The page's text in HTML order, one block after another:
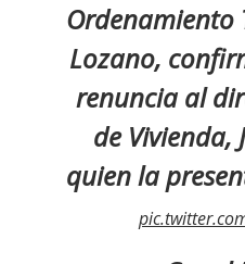
Ordenamiento
Lozano,
renuncia al
de Vivienda,
quien la